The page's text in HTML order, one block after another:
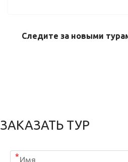
Следите за новыми
ЗАКАЗАТЬ ТУР
*